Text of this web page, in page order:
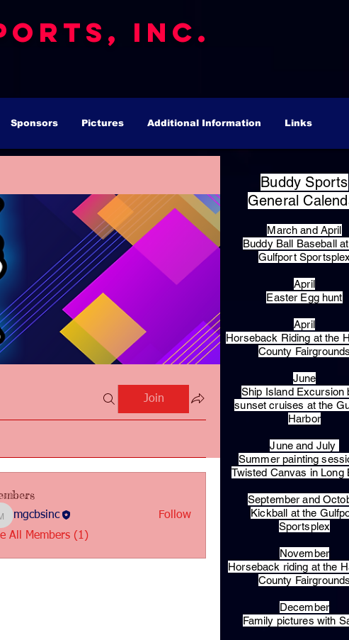
Inc.
Sponsors Pictures Additional Information Links
Join
mgcbsinc
mgcbsinc
Follow
All Members (1)
Buddy Sports
General
March and April
Buddy Ball Baseball
Gulfport
April
Easter Egg hunt
April
Horseback Riding at the
County
June
Ship Island Excursion
sunset cruises at the
Harbor
June and July
Summer painting
Twisted Canvas in Long
September and
Kickball at the
Sportsplex
November
Horseback riding at the
County
December
Family pictures with